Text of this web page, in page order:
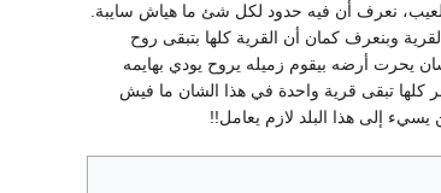
العيب، نعرف أن فيه حدود لكل شئ ما هياش سايبة.
وبنعرف كمان أن القرية كلها بتبقى روح
يحرت أرضه بيقوم زميله يروح يودي بهايمه
كلها تبقى قرية واحدة في هذا الشان ما فيش
يسيء إلى هذا البلد لازم يعامل!!